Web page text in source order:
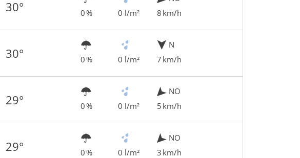
30° 0 % 0 l/m²
8 km/h
30° 0 % 0 l/m²
N
7 km/h
29° 0 % 0 l/m²
NO
5 km/h
29° 0 % 0 l/m²
NO
3 km/h